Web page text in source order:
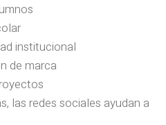
institucional
de marca
las redes sociales ayudan a